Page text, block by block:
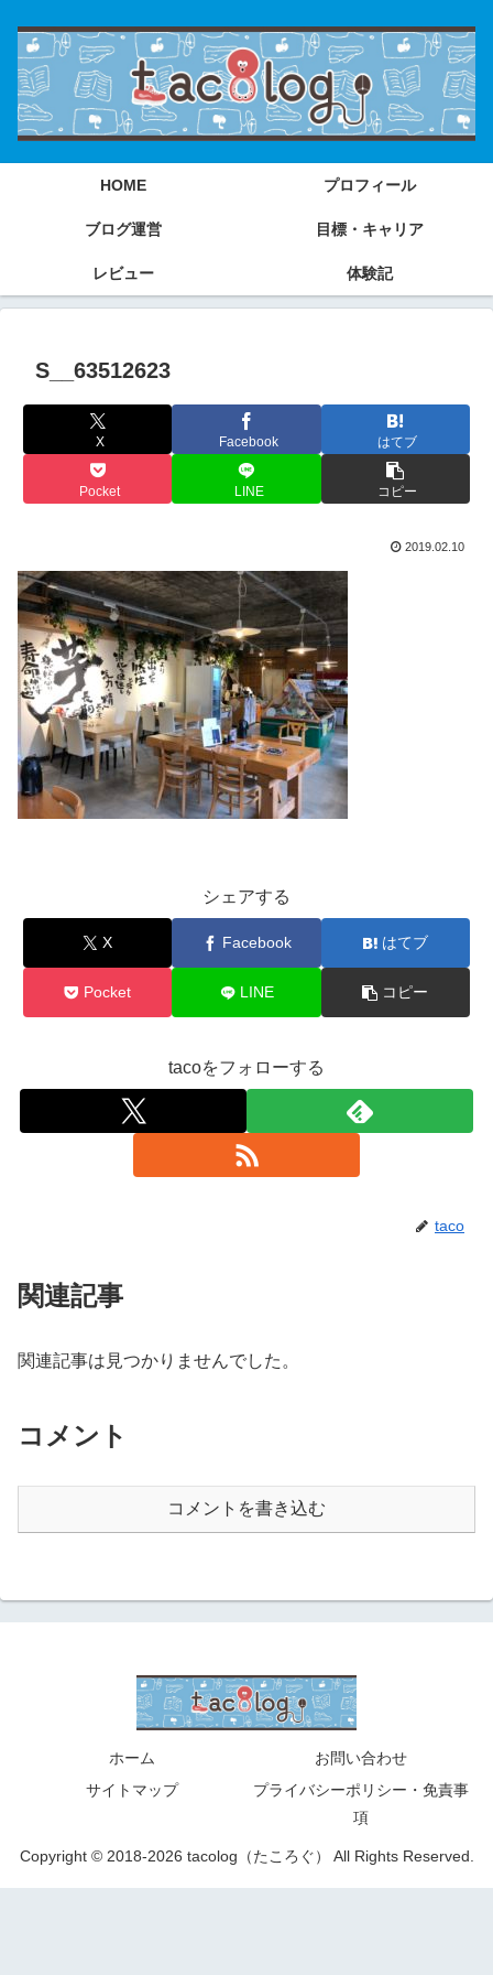
HOME プロフィール
ブログ運営 目標・キャリア
レビュー 体験記
S__63512623
X Facebook はてブ
Pocket LINE コピー
2019.02.10
シェアする
X Facebook はてブ
Pocket LINE コピー
tacoをフォローする
taco
関連記事
関連記事は見つかりませんでした。
コメント
コメントを書き込む
ホーム
お問い合わせ
サイトマップ
プライバシーポリシー・免責事
項
Copyright © 2018-2026 tacolog（たころぐ） All Rights Reserved.